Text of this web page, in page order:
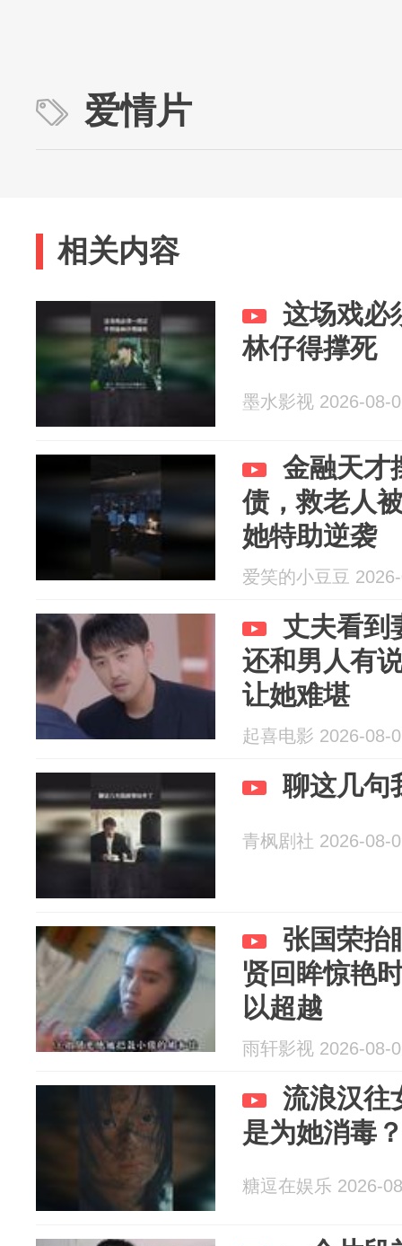
爱情片
相关内容
这场戏必
林仔得撑死
墨水影视 2026-08-
金融天才
债，救老人
她特助逆袭
爱笑的小豆豆
丈夫看到
还和男人有
让她难堪
起喜电影 2026-08-
聊这几句
青枫剧社 2026-08-
张国荣抬
贤回眸惊艳
以超越
雨轩影视 2026-08-
流浪汉往
是为她消毒
糖逗在娱乐 2026-